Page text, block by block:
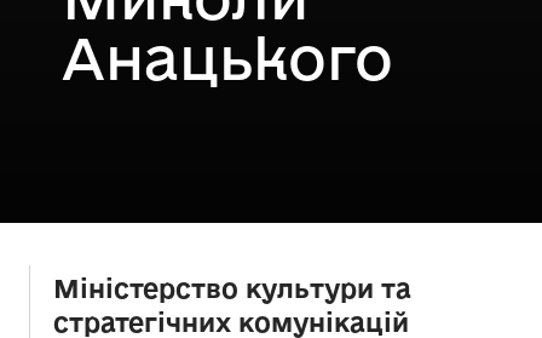
Анацького
Міністерство культури та
стратегічних комунікацій